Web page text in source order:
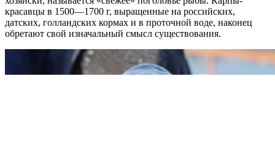
красавцы в 1500—1700 г, выращенные на российских,
датских, голландских кормах и в проточной воде, наконец
обретают свой изначальный смысл существования.